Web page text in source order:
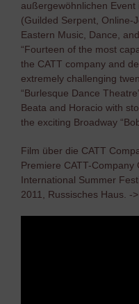
außergewöhnlichen
(Guilded Serpent, Online-
Eastern Music, Dance,
“Fourteen of the most
the CATT company and
extremely challenging
“Burlesque Dance
Beata and Horacio with
the exciting Broadway
Film über die CATT
Premiere CATT-Company
International Summer
2011, Russisches Haus. ->